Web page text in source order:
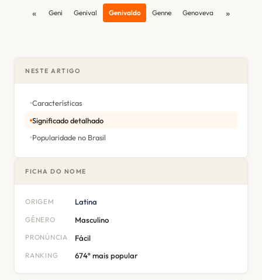
« Geni Genival Genivaldo Genne Genoveva »
NESTE ARTIGO
Características
Significado detalhado
Popularidade no Brasil
FICHA DO NOME
ORIGEM Latina
GÊNERO Masculino
PRONÚNCIA Fácil
RANKING 674º mais popular